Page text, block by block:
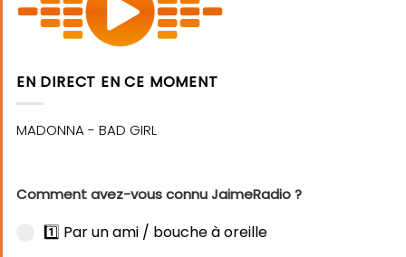
EN DIRECT EN CE MOMENT
Comment avez-vous connu JaimeRadio ?
1️⃣ Par un ami / bouche à oreille